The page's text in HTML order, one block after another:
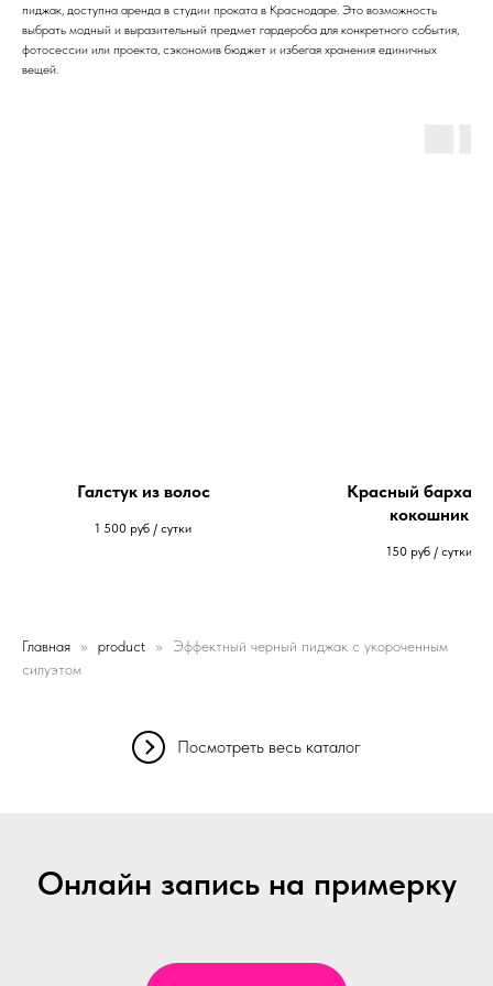
пиджак, доступна аренда в студии проката в Краснодаре. Это возможность
выбрать модный и выразительный предмет гардероба для конкретного события,
фотосессии или проекта, сэкономив бюджет и избегая хранения единичных
вещей.
Галстук из волос
1 500 руб / сутки
Красный
кокошник
150 руб / сутки
Главная product
Эффектный черный пиджак с укороченным
силуэтом
Посмотреть весь каталог
Онлайн запись на примерку